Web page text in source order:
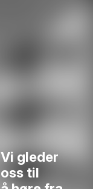
Vi gleder
oss til